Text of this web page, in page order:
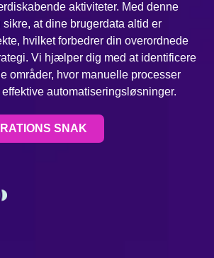
aktiviteter. Med denne
at dine brugerdata altid er
hvilket forbedrer din overordnede
Vi hjælper dig med at identificere
områder, hvor manuelle processer
automatiseringsløsninger.
SNAK